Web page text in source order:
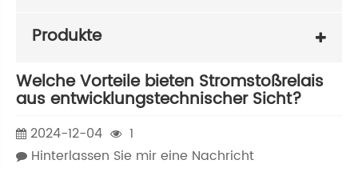
Produkte
Welche Vorteile bieten Stromstoßrelais
aus entwicklungstechnischer Sicht?
2024-12-04
1
Hinterlassen Sie mir eine Nachricht